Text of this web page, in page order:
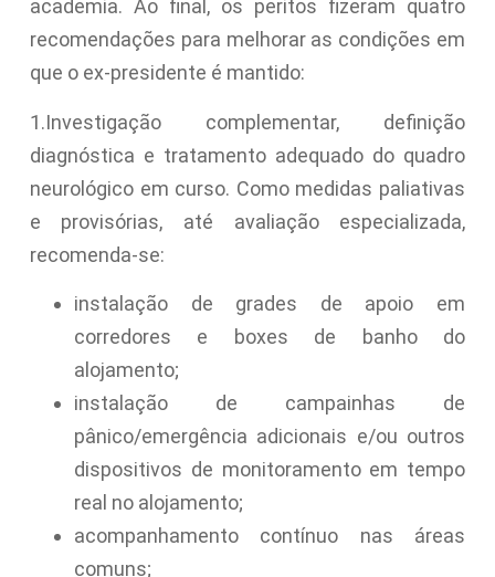
academia. Ao final, os peritos fizeram quatro
recomendações para melhorar as condições em
que o ex-presidente é mantido:
1.Investigação complementar, definição
diagnóstica e tratamento adequado do quadro
neurológico em curso. Como medidas paliativas
e provisórias, até avaliação especializada,
recomenda-se:
instalação de grades de apoio em
corredores e boxes de banho do
alojamento;
instalação de campainhas de
pânico/emergência adicionais e/ou outros
dispositivos de monitoramento em tempo
real no alojamento;
acompanhamento contínuo nas áreas
comuns;